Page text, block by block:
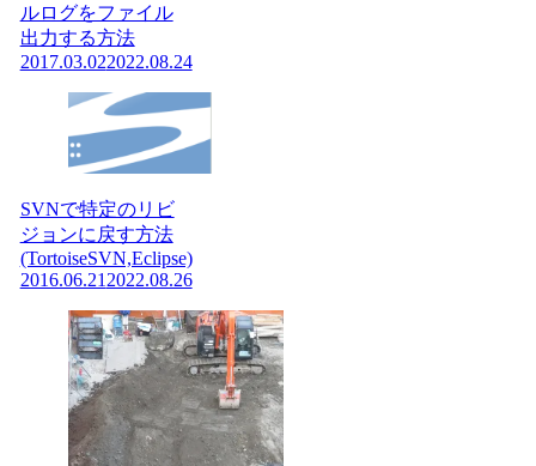
ルログをファイル
出力する方法
2017.03.022022.08.24
SVNで特定のリビ
ジョンに戻す方法
(TortoiseSVN,Eclipse)
2016.06.21 2022.08.26